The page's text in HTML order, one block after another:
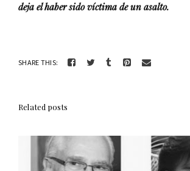
deja el haber sido víctima de un asalto.
SHARE THIS:
Related posts